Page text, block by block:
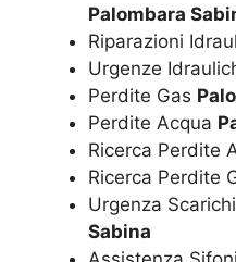
Palombara
Riparazioni
Urgenze
Perdite Gas
Perdite Acqua
Ricerca Perdite
Ricerca Perdite
Urgenza
Sabina